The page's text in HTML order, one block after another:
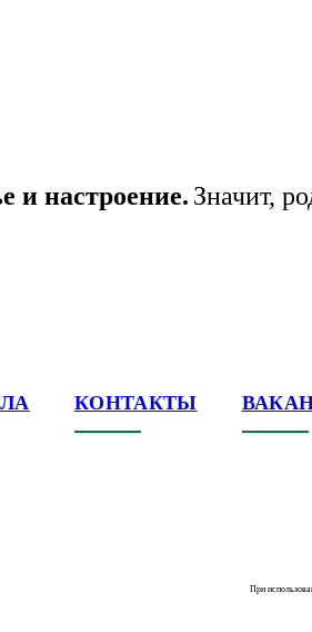
и настроение. Значит,
КОНТАКТЫ
При